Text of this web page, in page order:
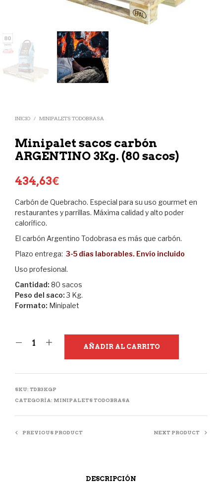
INICIO / MINIPALETS TODOBRASA
Minipalet sacos carbón
ARGENTINO 3Kg. (80 sacos)
434,63€
Carbón de Quebracho. Especial para su uso gourmet en
restaurantes y parrillas. Máxima calidad y alto poder
calorífico.
El carbón Argentino Todobrasa es más que carbón.
Plazo entrega: 3-5 días laborables. Envío incluido
Uso profesional.
Cantidad: 80 sacos
Peso del saco:3 Kg.
Formato: Minipalet
AÑADIR AL CARRITO
SKU: TDB3KGP
CATEGORÍA: MINIPALETS TODOBRASA
PREVIOUS PRODUCT NEXT PRODUCT
DESCRIPCIÓN